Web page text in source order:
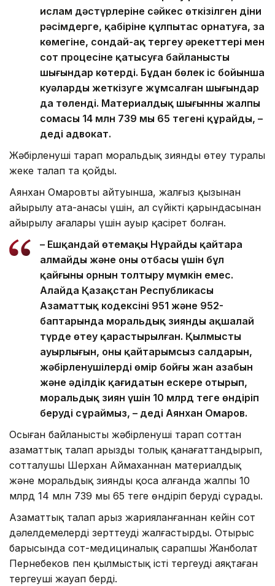
ислам дәстүрлеріне сәйкес өткізілген діни
рәсімдерге, қабіріне құлпытас орнатуға, заң
көмегіне, сондай-ақ тергеу әрекеттері мен
сот процесіне қатысуға байланысты
шығындар көтерді. Бұдан бөлек іс бойынша
куәларды жеткізуге жұмсалған шығындар
да төленді. Материалдық шығынның жалпы
сомасы 14 млн 739 мың 65 теңгені құрайды, –
деді адвокат.
Жәбірленуші тарап моральдық зиянды өтеу туралы
жеке талап та қойды.
Аянхан Омаровтың айтуынша, жалғыз қызынан
айырылу ата-анасы үшін, ал сүйікті қарындасынан
айырылу ағалары үшін ауыр қасірет болған.
– Ешқандай өтемақы Нұрайды қайтара
алмайды және оның отбасы үшін бұл
қайғының орнын толтыру мүмкін емес.
Алайда Қазақстан Республикасы
Азаматтық кодексінің 951 және 952-
баптарында моральдық зиянды ақшалай
түрде өтеу қарастырылған. Қылмыстың
ауырлығын, оның қайтарымсыз салдарын,
жәбірленушілердің өмір бойғы жан азабын
және әділдік қағидатын ескере отырып,
моральдық зиян үшін 10 млрд теңге өндіріп
беруді сұраймыз, – деді Аянхан Омаров.
Осыған байланысты жәбірленуші тарап соттан
азаматтық талап арызды толық қанағаттандырып,
сотталушы Шерхан Аймаханнан материалдық
және моральдық зиянды қоса алғанда жалпы 10
млрд 14 млн 739 мың 65 теңге өндіріп беруді сұрады.
Азаматтық талап арыз жарияланғаннан кейін сот
дәлелдемелерді зерттеуді жалғастырды. Отырыс
барысында сот-медициналық сарапшы Жанболат
Пернебеков пен қылмыстық істі тергеуді аяқтаған
тергеуші жауап берді.